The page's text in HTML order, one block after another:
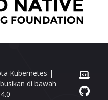
Kubernetes |
di bawah